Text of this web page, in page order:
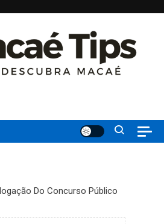
do Atlântico
Do Concurso Público